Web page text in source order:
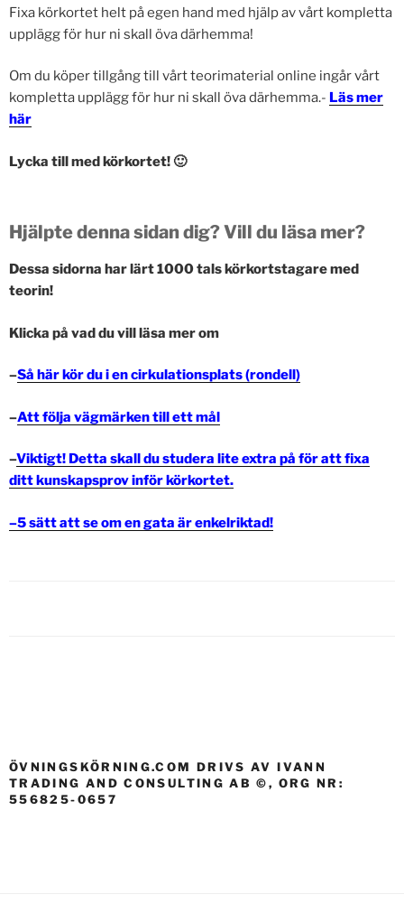
Fixa körkortet helt på egen hand med hjälp av vårt kompletta
upplägg för hur ni skall öva därhemma!
Om du köper tillgång till vårt teorimaterial online ingår vårt
kompletta upplägg för hur ni skall öva därhemma.- Läs mer
här
Lycka till med körkortet! 🙂
Hjälpte denna sidan dig? Vill du läsa mer?
Dessa sidorna har lärt 1000 tals körkortstagare med
teorin!
Klicka på vad du vill läsa mer om
–Så här kör du i encirkulationsplats (rondell)
–Att följa vägmärken till ett mål
–Viktigt! Detta skall du studera lite extra på för att fixa
ditt kunskapsprov inför körkortet.
–5 sätt att se om en gata är enkelriktad!
ÖVNINGSKÖRNING.COM DRIVS AV IVANN
TRADING AND CONSULTING AB ©, ORG NR:
556825-0657